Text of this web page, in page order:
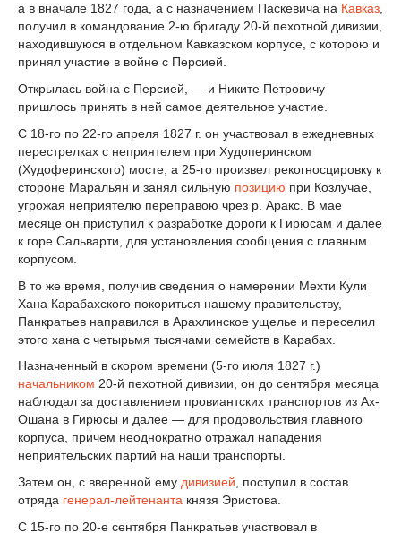
а в вначале 1827 года, а с назначением Паскевича на Кавказ
получил в командование 2-ю бригаду 20-й пехотной дивизии,
находившуюся в отдельном Кавказском корпусе, с которою и
принял участие в войне с Персией.
Открылась война с Персией, — и Никите Петровичу
пришлось принять в ней самое деятельное участие.
С 18-го по 22-го апреля 1827 г. он участвовал в ежедневных
перестрелках с неприятелем при Худоперинском
(Худоферинского) мосте, а 25-го произвел рекогносцировку к
стороне Маральян и занял сильную позицию при Козлучае,
угрожая неприятелю переправою чрез р. Аракс. В мае
месяце он приступил к разработке дороги к Гирюсам и далее
к горе Сальварти, для установления сообщения с главным
корпусом.
В то же время, получив сведения о намерении Мехти Кули
Хана Карабахского покориться нашему правительству,
Панкратьев направился в Арахлинское ущелье и переселил
этого хана с четырьмя тысячами семейств в Карабах.
Назначенный в скором времени (5-го июля 1827 г.)
начальником 20-й пехотной дивизии, он до сентября месяца
наблюдал за доставлением провиантских транспортов из Ах-
Ошана в Гирюсы и далее — для продовольствия главного
корпуса, причем неоднократно отражал нападения
неприятельских партий на наши транспорты.
Затем он, с вверенной ему дивизией , поступил в состав
отряда генерал-лейтенанта князя Эристова.
С 15-го по 20-е сентября Панкратьев участвовал в